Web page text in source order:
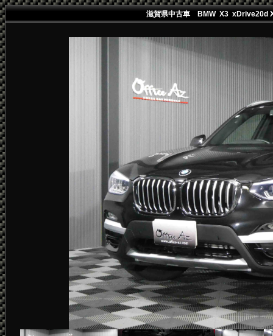
滋賀県中古車 BMW X3 xDrive20d